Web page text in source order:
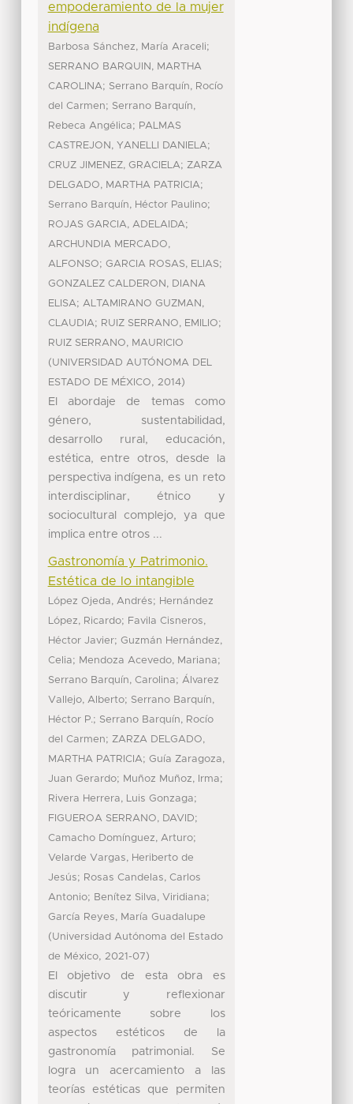
empoderamiento de la mujer
indígena
Barbosa Sánchez, María Araceli;
SERRANO BARQUIN, MARTHA
CAROLINA; Serrano Barquín, Rocío
del Carmen; Serrano Barquín,
Rebeca Angélica; PALMAS
CASTREJON, YANELLI DANIELA;
CRUZ JIMENEZ, GRACIELA; ZARZA
DELGADO, MARTHA PATRICIA;
Serrano Barquín, Héctor Paulino;
ROJAS GARCIA, ADELAIDA;
ARCHUNDIA MERCADO,
ALFONSO; GARCIA ROSAS, ELIAS;
GONZALEZ CALDERON, DIANA
ELISA; ALTAMIRANO GUZMAN,
CLAUDIA; RUIZ SERRANO, EMILIO;
RUIZ SERRANO, MAURICIO
(UNIVERSIDAD AUTÓNOMA DEL
ESTADO DE MÉXICO, 2014)
El abordaje de temas como
género, sustentabilidad,
desarrollo rural, educación,
estética, entre otros, desde la
perspectiva indígena, es un reto
interdisciplinar, étnico y
sociocultural complejo, ya que
implica entre otros ...
Gastronomía y Patrimonio.
Estética de lo intangible
López Ojeda, Andrés; Hernández
López, Ricardo; Favila Cisneros,
Héctor Javier; Guzmán Hernández,
Celia; Mendoza Acevedo, Mariana;
Serrano Barquín, Carolina; Álvarez
Vallejo, Alberto; Serrano Barquín,
Héctor P.; Serrano Barquín, Rocío
del Carmen; ZARZA DELGADO,
MARTHA PATRICIA; Guía Zaragoza,
Juan Gerardo; Muñoz Muñoz, Irma;
Rivera Herrera, Luis Gonzaga;
FIGUEROA SERRANO, DAVID;
Camacho Domínguez, Arturo;
Velarde Vargas, Heriberto de
Jesús; Rosas Candelas, Carlos
Antonio; Benítez Silva, Viridiana;
García Reyes, María Guadalupe
(Universidad Autónoma del Estado
de México, 2021-07)
El objetivo de esta obra es
discutir y reflexionar
teóricamente sobre los
aspectos estéticos de la
gastronomía patrimonial. Se
logra un acercamiento a las
teorías estéticas que permiten